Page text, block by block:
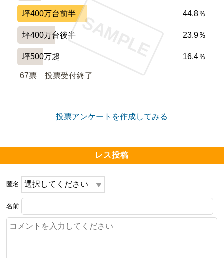
坪400万台前半 44.8％
坪400万台後半 23.9％
坪500万超 16.4％
67票 投票受付終了
SAMPLE
投票アンケートを作成してみる
レス投稿
匿名
名前